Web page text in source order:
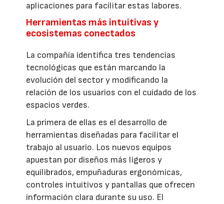
aplicaciones para facilitar estas labores.
Herramientas más intuitivas y
ecosistemas conectados
La compañía identifica tres tendencias
tecnológicas que están marcando la
evolución del sector y modificando la
relación de los usuarios con el cuidado de los
espacios verdes.
La primera de ellas es el desarrollo de
herramientas diseñadas para facilitar el
trabajo al usuario. Los nuevos equipos
apuestan por diseños más ligeros y
equilibrados, empuñaduras ergonómicas,
controles intuitivos y pantallas que ofrecen
información clara durante su uso. El